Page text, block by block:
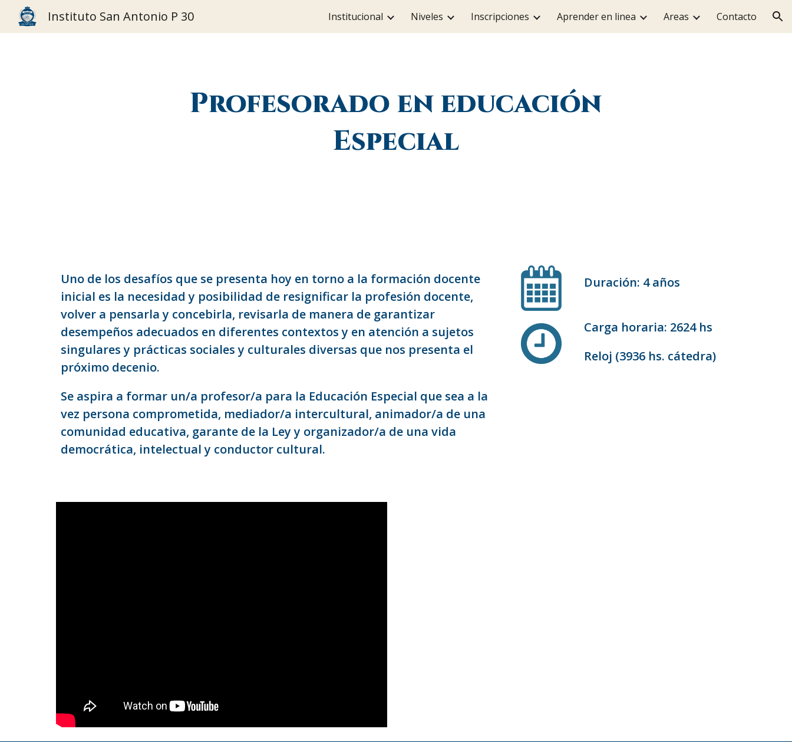
Skip to main content Skip to navigation
Instituto San Antonio P 30 Institucional Niveles Inscripciones Aprender en linea Areas Contacto
Profesorado en educación
Especial
Uno de los desafíos que se presenta hoy en torno a la formación docente
inicial es la necesidad y posibilidad de resignificar la profesión docente,
volver a pensarla y concebirla, revisarla de manera de garantizar
desempeños adecuados en diferentes contextos y en atención a sujetos
singulares y prácticas sociales y culturales diversas que nos presenta el
próximo decenio.
Se aspira a formar un/a profesor/a para la Educación Especial que sea a la
vez persona comprometida, mediador/a intercultural, animador/a de una
comunidad educativa, garante de la Ley y organizador/a de una vida
democrática, intelectual y conductor cultural.
Duración: 4 años
Carga horaria: 2624 hs
Reloj (3936 hs. cátedra)